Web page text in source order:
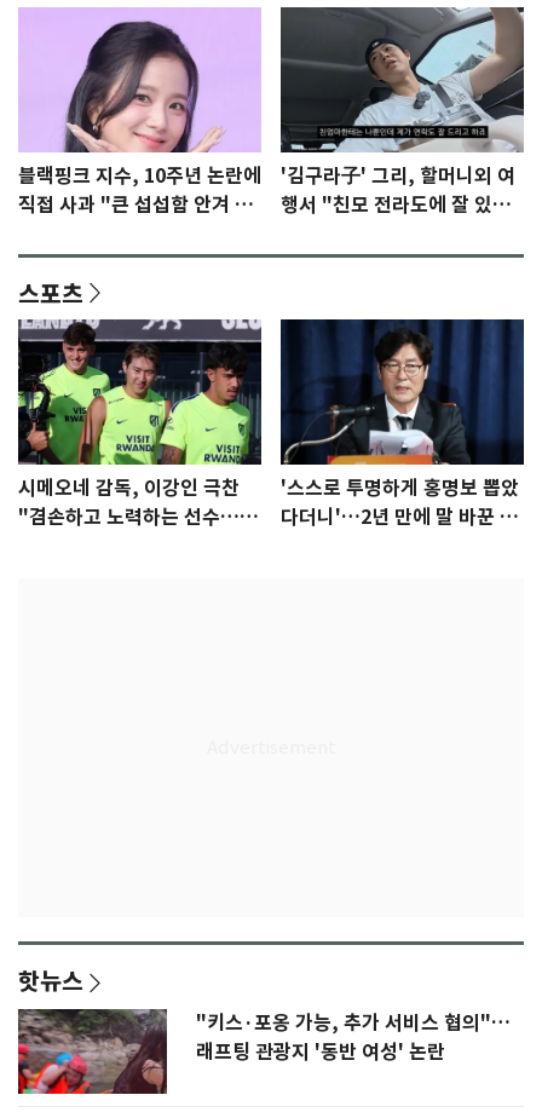
블랙핑크 지수, 10주년 논란에
직접 사과 "큰 섭섭함 안겨 미
'김구라子' 그리, 할머니외 여
행서 "친모 전라도에 잘 있
스포츠
시메오네 감독, 이강인 극찬
"겸손하고 노력하는 선수…좋
'스스로 투명하게 홍명보 뽑았
다더니'…2년 만에 말 바꾼 이
핫뉴스
"키스·포옹 가능, 추가 서비스 협의"…
래프팅 관광지 '동반 여성' 논란